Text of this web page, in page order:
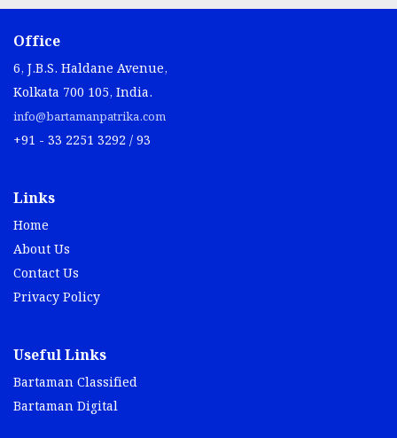
Office
6, J.B.S. Haldane Avenue,
Kolkata 700 105, India.
info@bartamanpatrika.com
+91 - 33 2251 3292 / 93
Links
Home
About Us
Contact Us
Privacy Policy
Useful Links
Bartaman Classified
Bartaman Digital